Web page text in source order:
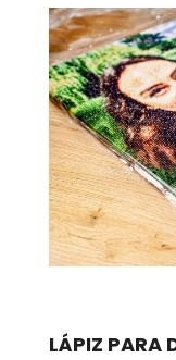
LÁPIZ PARA